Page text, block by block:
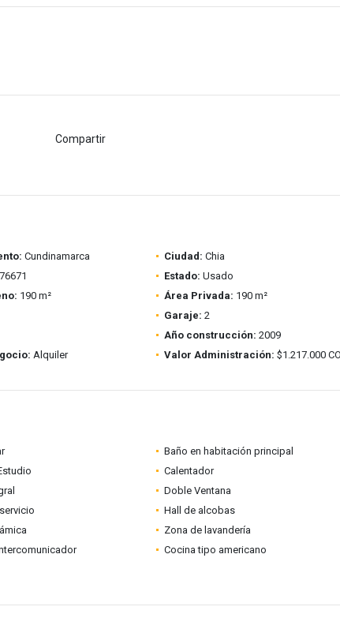
Compartir
Cundinamarca Ciudad: Chia
Estado: Usado
190 m² Área Privada: 190 m²
Garaje: 2
Año construcción: 2009
Alquiler Valor Administración: $1.217.000
Baño en habitación principal
Calentador
Doble Ventana
Hall de alcobas
Zona de lavandería
Cocina tipo americano